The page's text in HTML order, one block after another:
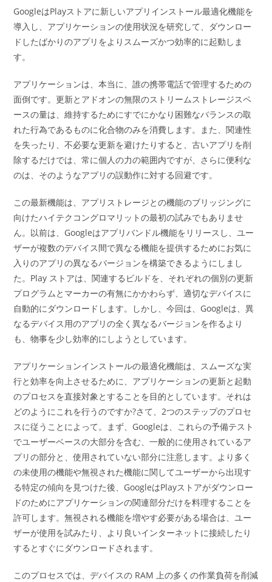
テ
ゴ
リ
ー:
GoogleはPlayストアに新しいアプリインストール最適化機能を
導入し、アプリケーションの使用状況を研究して、ダウンロー
ドしたばかりのアプリをよりスムーズかつ効率的に起動しま
す。
アプリケーションは、本当に、誰の携帯電話で管理するための
面倒です。更新とアドオンの無限のストリームストレージスペ
ースの量は、維持するためにすでにかなり困難なバランスの取
れた行為であるものに化合物のみを消費します。また、関連性
を失ったり、不必要な更新を避けたりすると、古いアプリを削
除するだけでは、常に個人の力の範囲内ですが、さらに便利な
のは、そのようなアプリの誤動作に対する回避です。
この最新機能は、アプリストレージとの機能のブリッジングに
向けたハイテクコングロマリットの最初の試みでもありませ
ん。以前は、Googleはアプリバンドル機能をリリースし、ユー
ザーが複数のデバイス間で異なる機能を提供するためにお気に
入りのアプリの異なるバージョンを構築できるようにしまし
た。Play ストアは、関連するビルドを、それぞれの個別の更新
プログラムとマーカーの有無にかかわらず、適切なデバイスに
自動的にダウンロードします。しかし、今回は、Googleは、異
なるデバイス用のアプリの全く異なるバージョンを作るより
も、物事を少し効率的にしようとしています。
アプリケーションインストールの最適化機能は、スムーズな実
行と効率を向上させるために、アプリケーションの更新と起動
のプロセスを直接対象とすることを目的としています。それは
どのようにこれを行うのですか?さて、2つのステップのプロセ
スに従うことによって。まず、Googleは、これらの予備テスト
でユーザーベースの大部分を含む、一般的に使用されているア
プリの部分と、使用されていない部分に注意します。より多く
の未使用の機能や無視された機能に関してユーザーから出現す
る特定の傾向を見つけた後、GoogleはPlayストアがダウンロー
ドのためにアプリケーションの関連部分だけを料理することを
許可します。無視される機能を増やす必要がある場合は、ユー
ザーが使用を試みたり、より良いインターネットに接続したり
するとすぐにダウンロードされます。
このプロセスでは、デバイスの RAM 上の多くの作業負荷を削減